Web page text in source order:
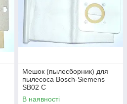
Мешок (пылесборник) для
пылесоса Bosch-Siemens
SB02 C
В наявності